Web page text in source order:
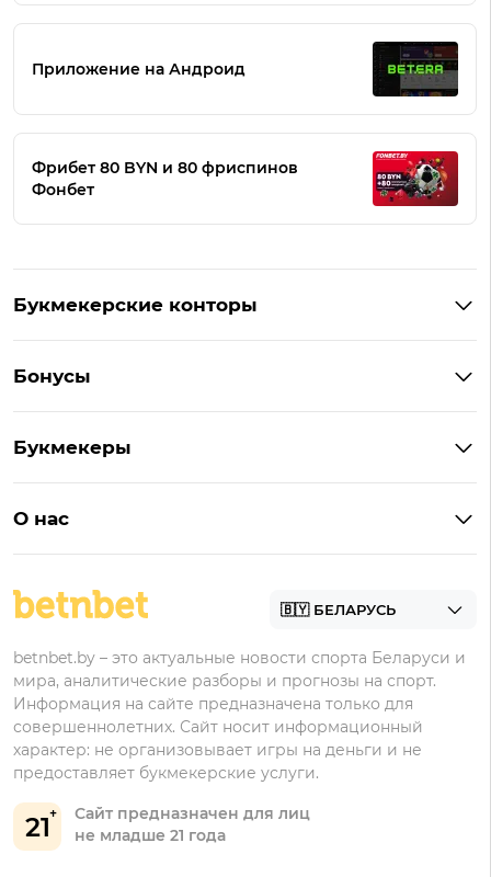
Приложение на Андроид
Фрибет 80 BYN и 80 фриспинов
Фонбет
Букмекерские конторы
Букмекеры на Андроид
БК для ставок на киберспорт
Бонусы
Бонус на депозит
Бонусы Бетера
Бонусы Винлайн
Букмекеры
Марафонбет
О нас
21
Сайт предназначен для лиц
не младше 21 года
betnbet.by – это актуальные новости спорта Беларуси и
мира, аналитические разборы и прогнозы на спорт.
Информация на сайте предназначена только для
совершеннолетних. Сайт носит информационный
характер: не организовывает игры на деньги и не
предоставляет букмекерские услуги.